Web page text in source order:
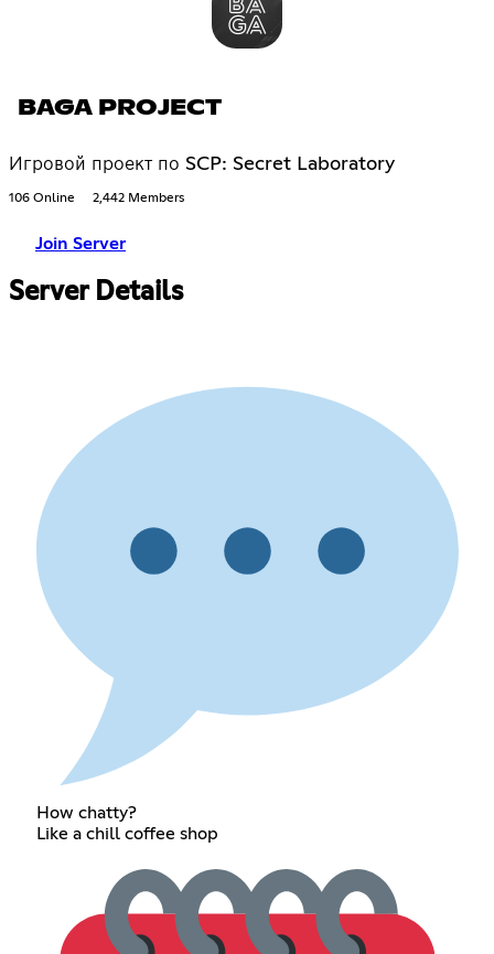
BAGA PROJECT
Игровой проект по SCP: Secret Laboratory
106 Online 2,442 Members
Join Server
Server Details
How chatty?
Like a chill coffee shop